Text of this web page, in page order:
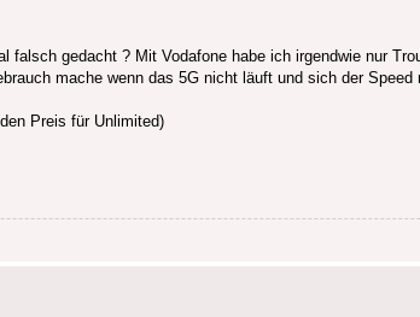
falsch gedacht ? Mit Vodafone habe ich irgendwie nur
mache wenn das 5G nicht läuft und sich der Speed
Preis für Unlimited)